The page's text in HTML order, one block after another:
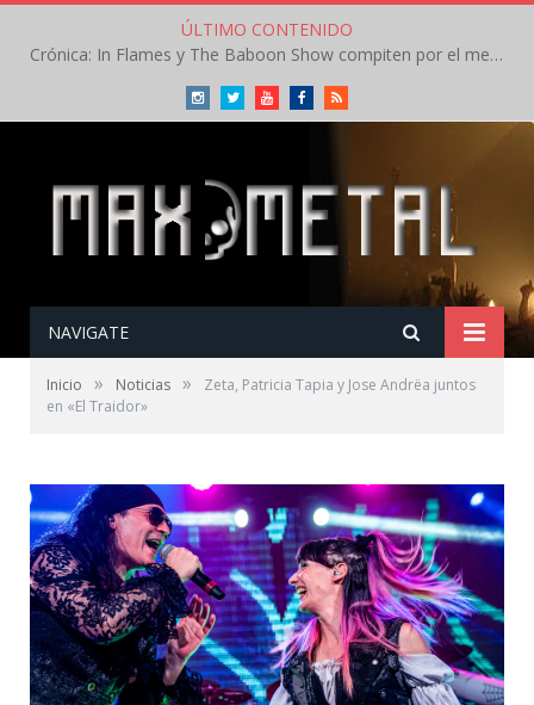
ÚLTIMO CONTENIDO
Crónica: In Flames y The Baboon Show compiten por el mejor concierto del día en el Leyendas del Rock – Viernes – Agosto 2026
InstagramTwitterYoutubeFacebookRSS
NAVIGATE
Inicio » Noticias »
Zeta, Patricia Tapia y Jose Andrëa juntos
en «El Traidor»